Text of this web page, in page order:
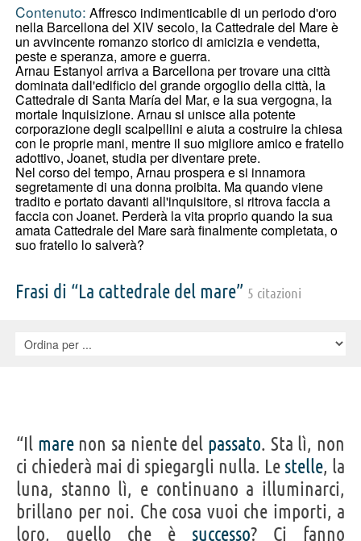
Contenuto: Affresco indimenticabile di un periodo d'oro
nella Barcellona del XIV secolo, la Cattedrale del Mare è
un avvincente romanzo storico di amicizia e vendetta,
peste e speranza, amore e guerra.
Arnau Estanyol arriva a Barcellona per trovare una città
dominata dall'edificio del grande orgoglio della città, la
Cattedrale di Santa María del Mar, e la sua vergogna, la
mortale Inquisizione. Arnau si unisce alla potente
corporazione degli scalpellini e aiuta a costruire la chiesa
con le proprie mani, mentre il suo migliore amico e fratello
adottivo, Joanet, studia per diventare prete.
Nel corso del tempo, Arnau prospera e si innamora
segretamente di una donna proibita. Ma quando viene
tradito e portato davanti all'inquisitore, si ritrova faccia a
faccia con Joanet. Perderà la vita proprio quando la sua
amata Cattedrale del Mare sarà finalmente completata, o
suo fratello lo salverà?
Frasi di “La cattedrale del mare” 5 citazioni
“Il marenon sa niente del passato. Sta lì, non
ci chiederà mai di spiegargli nulla. Le stelle, la
luna, stanno lì, e continuano a illuminarci,
brillano per noi. Che cosa vuoi che importi, a
loro, quello che è successo? Ci fanno